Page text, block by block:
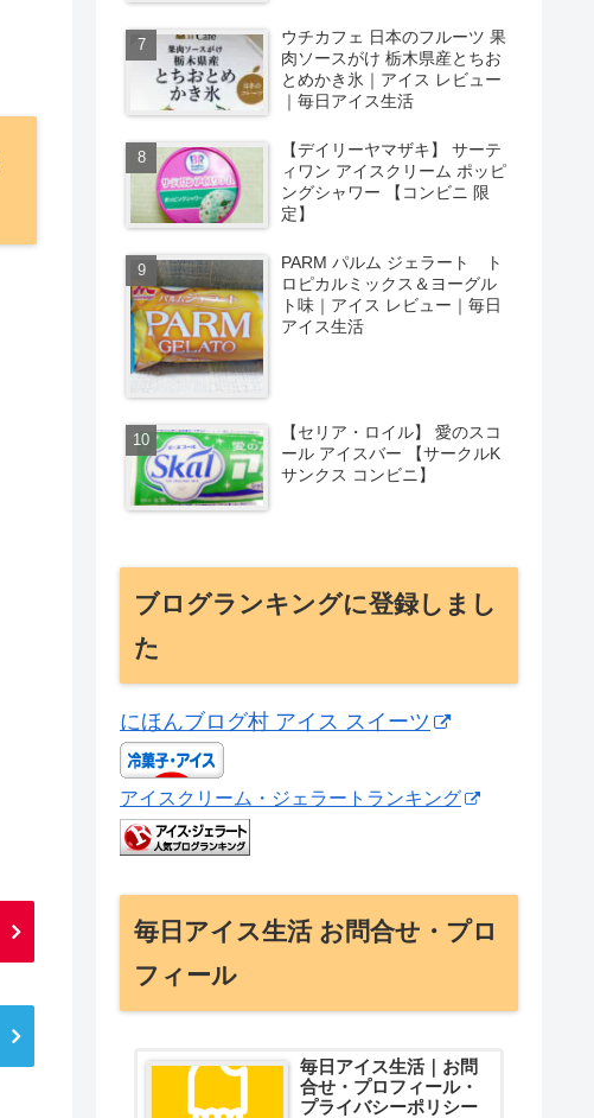
ウチカフェ 日本のフルーツ 果
肉ソースがけ 栃木県産とちお
とめかき氷｜アイス レビュー
｜毎日アイス生活
【デイリーヤマザキ】 サーテ
ィワン アイスクリーム ポッピ
ングシャワー 【コンビニ 限
定】
PARM パルム ジェラート ト
ロピカルミックス＆ヨーグル
ト味｜アイス レビュー｜毎日
アイス生活
【セリア・ロイル】 愛のスコ
ール アイスバー 【サークルK
サンクス コンビニ】
ブログランキングに登録しまし
た
にほんブログ村 アイス スイーツ
アイスクリーム・ジェラートランキング
毎日アイス生活 お問合せ・プロ
フィール
毎日アイス生活｜お問
合せ・プロフィール・
プライバシーポリシー